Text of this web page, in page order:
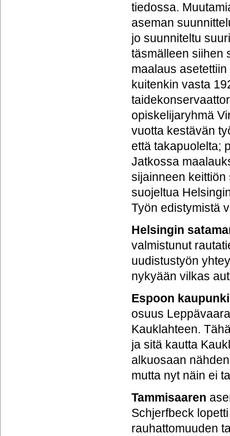
tiedossa.
aseman
jo suunniteltu
täsmälleen siihen
maalaus
kuitenkin vasta
opiskelijaryhmä
vuotta kestävän
että takapuolelta;
Jatkossa
sijainneen
suojeltua
Työn edistymistä
Helsingin
valmistunut
uudistustyön
nykyään vilkas
Espoon
osuus
Kauklahteen.
ja sitä kautta
alkuosaan
mutta nyt näin ei
Tammisaaren
Schjerfbeck
rauhattomuuden